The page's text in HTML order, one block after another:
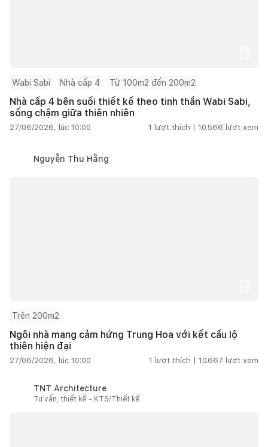
Wabi Sabi Nhà cấp 4 Từ 100m2 đến 200m2
Nhà cấp 4 bên suối thiết kế theo tinh thần Wabi Sabi,
sống chậm giữa thiên nhiên
27/06/2026, lúc 10:00 1 lượt thích | 10.566 lượt xem
Nguyễn Thu Hằng
Trên 200m2
Ngôi nhà mang cảm hứng Trung Hoa với kết cấu lộ
thiên hiện đại
27/06/2026, lúc 10:00 1 lượt thích | 10.667 lượt xem
TNT Architecture
Tư vấn, thiết kế - KTS/Thiết kế